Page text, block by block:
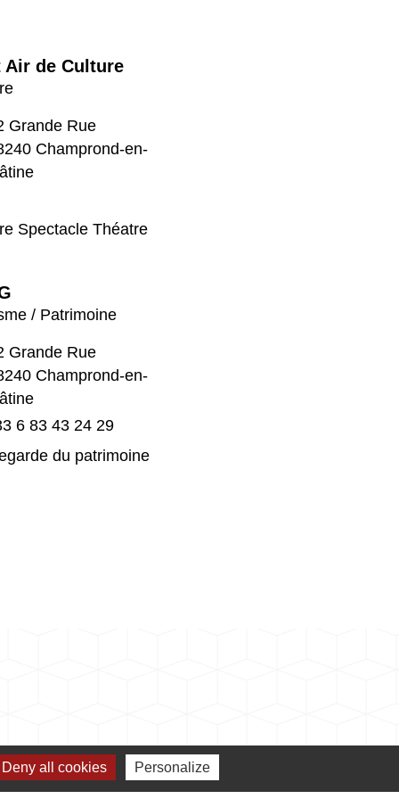
Air de Culture
Grande Rue
Champrond-en-
Spectacle Théatre
/ Patrimoine
Grande Rue
Champrond-en-
6 83 43 24 29
du patrimoine
Deny all cookies Personalize